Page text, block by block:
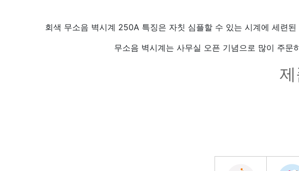
회색 무소음 벽시계 250A 특징은 자칫 심플할 수 있는 시계에 세련
무소음 벽시계는 사무실 오픈 기념으로 많이 주